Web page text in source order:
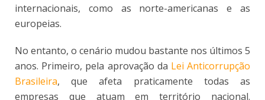
internacionais, como as norte-americanas e as
europeias.
No entanto, o cenário mudou bastante nos últimos 5
anos. Primeiro, pela aprovação da Lei Anticorrupção
Brasileira, que afeta praticamente todas as
empresas que atuam em território nacional.